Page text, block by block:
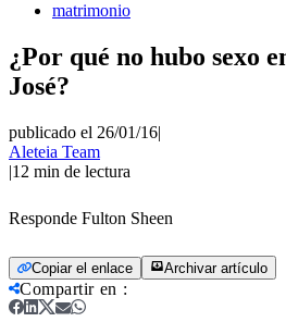
matrimonio
¿Por qué no hubo sexo
José?
publicado el 26/01/16|
Aleteia Team
|12 min de lectura
Responde Fulton Sheen
Copiar el enlace Archivar artículo
Compartir en :